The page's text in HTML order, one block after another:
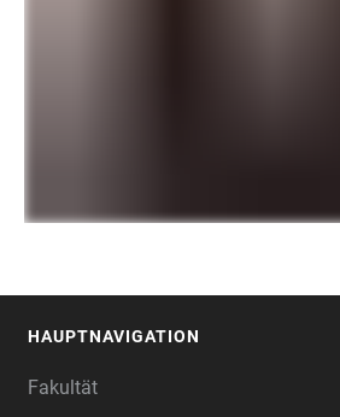
HAUPTNAVIGATION
Fakultät